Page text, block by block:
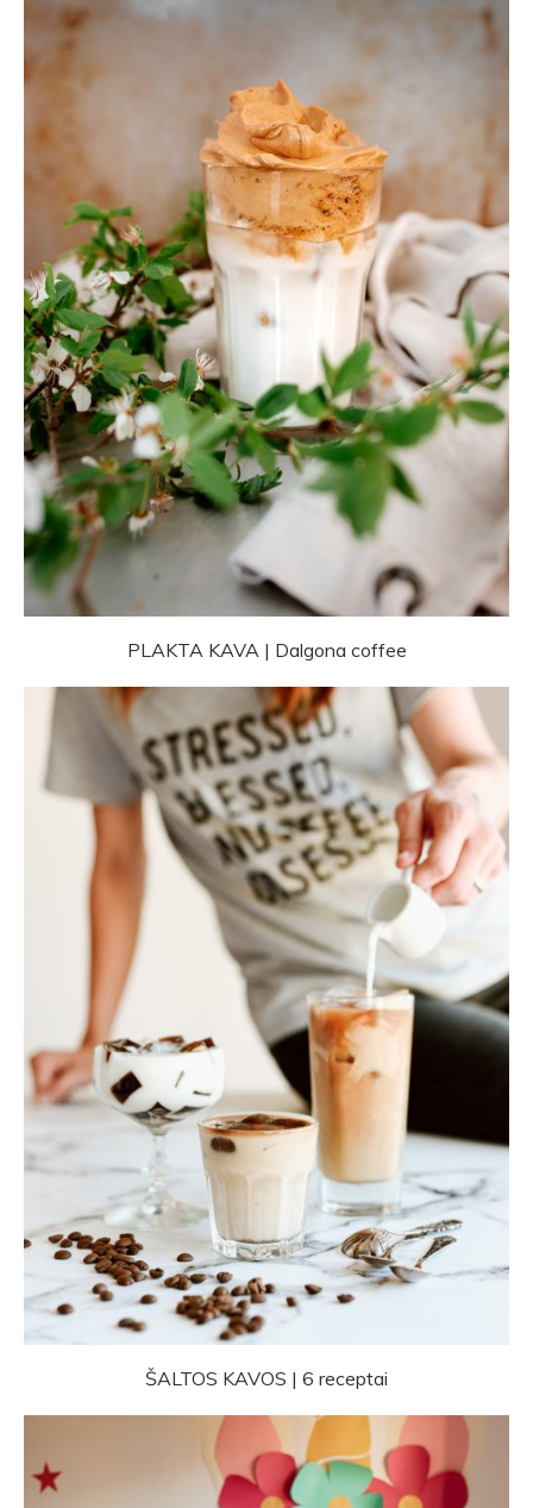
PLAKTA KAVA | Dalgona coffee
ŠALTOS KAVOS | 6 receptai